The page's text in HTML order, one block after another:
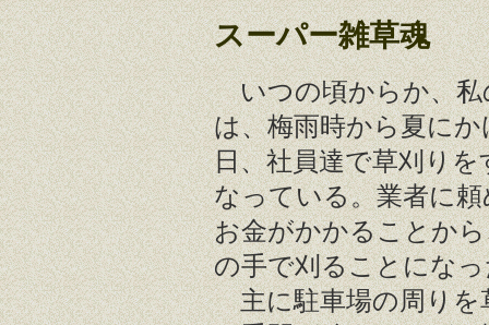
スーパー雑草魂
いつの頃からか、私
は、梅雨時から夏に
日、社員達で草刈り
なっている。業者に
お金がかかることか
の手で刈ることにな
主に駐車場の周りを